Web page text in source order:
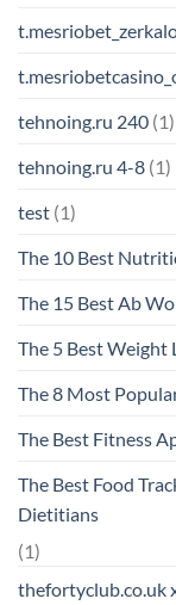
tehnoing.ru 240 (1)
tehnoing.ru 4-8 (1)
test (1)
The 10 Best
The 15 Best Ab
The 5 Best Weight
The 8 Most
The Best Fitness
The Best Food
Dietitians
(1)
thefortyclub.co.uk